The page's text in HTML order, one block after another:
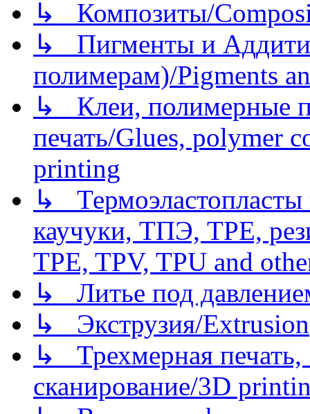
↳ Композиты/
↳ Пигменты и
полимерам)/Pigments
↳ Клеи, полимерные
печать/Glues, polymer
printing
↳
каучуки, ТПЭ, TPE,
TPE, TPV, TPU and
↳ Литье под
↳ Экструзия/Extrusion
↳ Трехмерная
сканирование/3D